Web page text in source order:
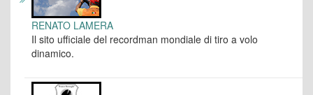
RENATO LAMERA
Il sito ufficiale del recordman mondiale di tiro a volo
dinamico.